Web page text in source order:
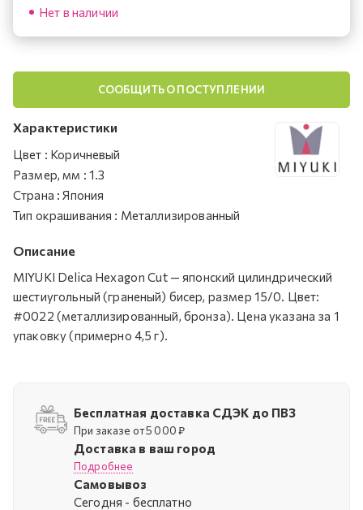
Нет в наличии
СООБЩИТЬ О ПОСТУПЛЕНИИ
Характеристики
Цвет : Коричневый
Размер, мм : 1.3
Страна : Япония
Тип окрашивания : Металлизированный
Описание
MIYUKI Delica Hexagon Cut — японский цилиндрический
шестиугольный (граненый) бисер, размер 15/0. Цвет:
#0022 (металлизированный, бронза). Цена указана за 1
упаковку (примерно 4,5 г).
Бесплатная доставка СДЭК до ПВЗ
При заказе от 5 000 ₽
Доставка в ваш город
Подробнее
Самовывоз
Cегодня - бесплатно